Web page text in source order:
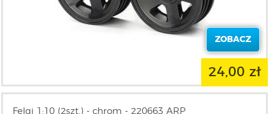
ZOBACZ
24,00 zł
Felgi 1:10 (2szt.) - chrom - 220663 ARP